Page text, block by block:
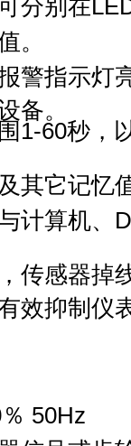
分别在
。
警指示灯
备。
1-60秒，
其它记忆
计算机、
传感器掉
效抑制仪
50Hz